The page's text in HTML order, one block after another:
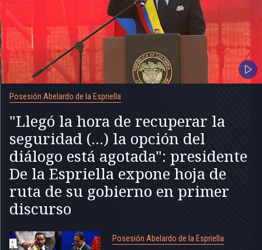
Posesión Abelardo de la Espriella
"Llegó la hora de recuperar la
seguridad (...) la opción del
diálogo está agotada": presidente
De la Espriella expone hoja de
ruta de su gobierno en primer
discurso
Posesión Abelardo de la Espriella